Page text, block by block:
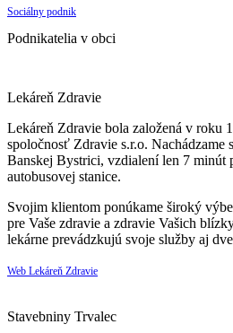
Sociálny podnik
Podnikatelia v obci
Lekáreň Zdravie
Lekáreň Zdravie bola založená v roku
spoločnosť Zdravie s.r.o. Nachádzame
Banskej Bystrici, vzdialení len 7 minút
autobusovej stanice.
Svojim klientom ponúkame široký
pre Vaše zdravie a zdravie Vašich
lekárne prevádzkujú svoje služby aj
Web Lekáreň Zdravie
Stavebniny Trvalec